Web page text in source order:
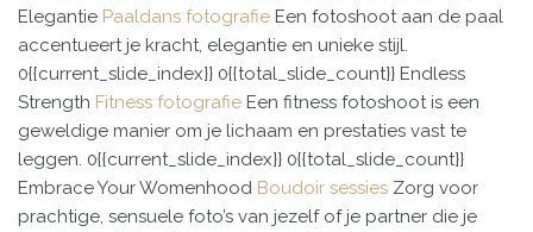
Elegantie Paaldans fotografie Een fotoshoot aan de paal
accentueert je kracht, elegantie en unieke stijl.
0{{current_slide_index}} 0{{total_slide_count}} Endless
Strength Fitness fotografie Een fitness fotoshoot is een
geweldige manier om je lichaam en prestaties vast te
leggen. 0{{current_slide_index}} 0{{total_slide_count}}
EmbraceYour Womenhood Boudoir sessies Zorg voor
prachtige, sensuele foto’s van jezelf of je partner die je